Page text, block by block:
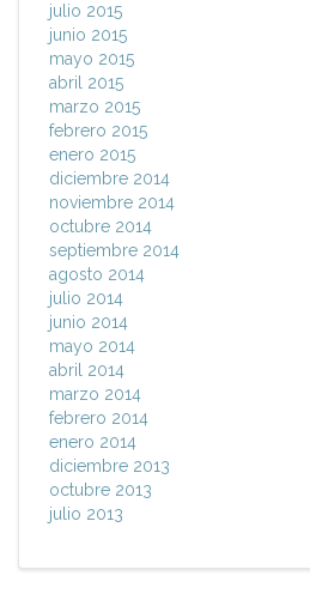
julio 2015
junio 2015
mayo 2015
abril 2015
marzo 2015
febrero 2015
enero 2015
diciembre 2014
noviembre 2014
octubre 2014
septiembre 2014
agosto 2014
julio 2014
junio 2014
mayo 2014
abril 2014
marzo 2014
febrero 2014
enero 2014
diciembre 2013
octubre 2013
julio 2013